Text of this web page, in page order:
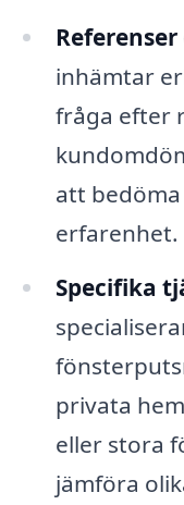
inhämtar
fråga efter
att
erfarenhet.
Specifika
privata
eller stora
jämföra